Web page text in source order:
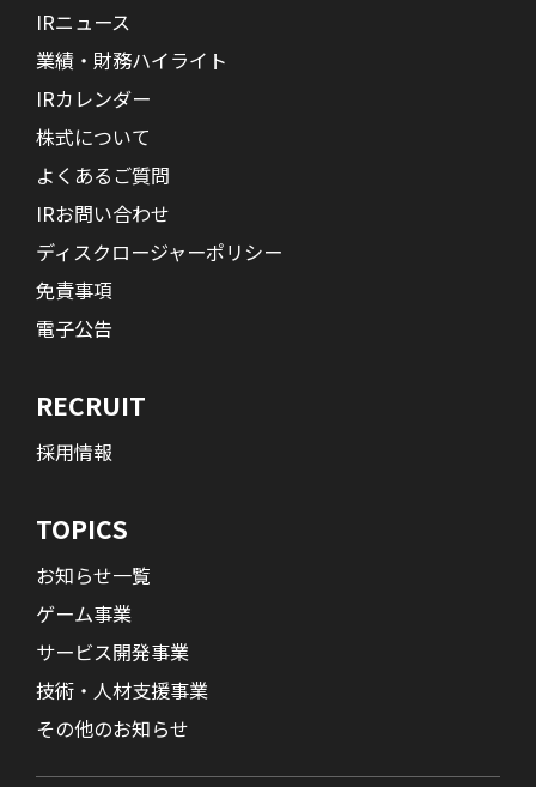
IRニュース
業績・財務ハイライト
IRカレンダー
株式について
よくあるご質問
IRお問い合わせ
ディスクロージャーポリシー
免責事項
電子公告
RECRUIT
採用情報
TOPICS
お知らせ一覧
ゲーム事業
サービス開発事業
技術・人材支援事業
その他のお知らせ